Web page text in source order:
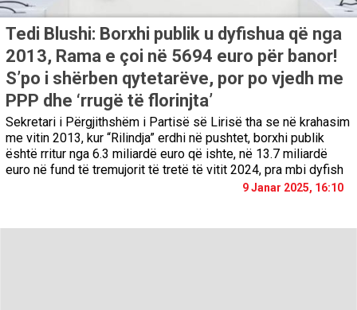
Tedi Blushi: Borxhi publik u dyfishua që nga
2013, Rama e çoi në 5694 euro për banor!
S’po i shërben qytetarëve, por po vjedh me
PPP dhe ‘rrugë të florinjta’
Sekretari i Përgjithshëm i Partisë së Lirisë tha se në krahasim
me vitin 2013, kur “Rilindja” erdhi në pushtet, borxhi publik
është rritur nga 6.3 miliardë euro që ishte, në 13.7 miliardë
euro në fund të tremujorit të tretë të vitit 2024, pra mbi dyfish
9 Janar 2025, 16:10